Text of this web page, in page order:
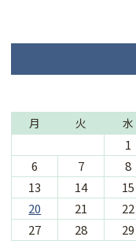
月 火 水
1
6
7 8
13
14 15
20
21 22
27
28 29